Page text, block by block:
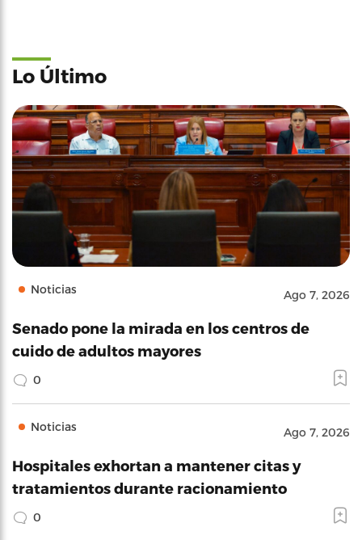
Lo Último
Noticias Ago 7, 2026
Senado pone la mirada en los centros de
cuido de adultos mayores
0
Noticias Ago 7, 2026
Hospitales exhortan a mantener citas y
tratamientos durante racionamiento
0